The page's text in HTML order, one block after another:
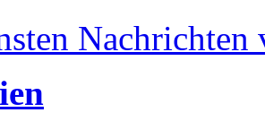
Nachrichten